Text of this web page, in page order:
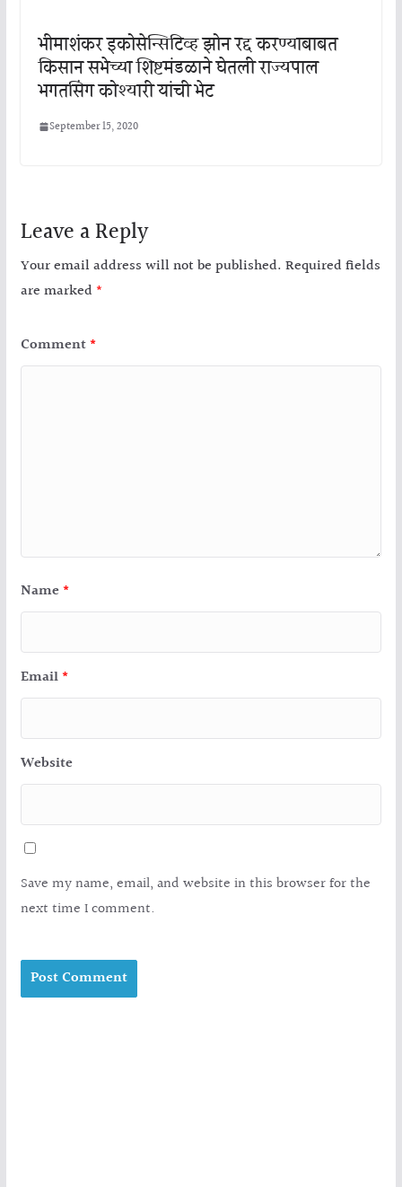
भीमाशंकर इकोसेन्सिटिव्ह झोन रद्द करण्याबाबत
किसान सभेच्या शिष्टमंडळाने घेतली राज्यपाल
भगतसिंग कोश्यारी यांची भेट
September 15, 2020
Leave a Reply
Your email address will not be published. Required fields
are marked *
Comment *
Name *
Email *
Website
Save my name, email, and website in this browser for the
next time I comment.